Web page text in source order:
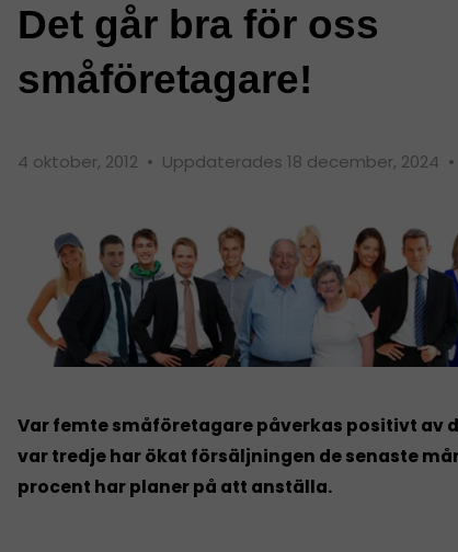
Det går bra för oss
småföretagare!
4 oktober, 2012 • Uppdaterades 18 december, 2024 •
Var femte småföretagare påverkas positivt av
var tredje har ökat försäljningen de senaste
procent har planer på att anställa.